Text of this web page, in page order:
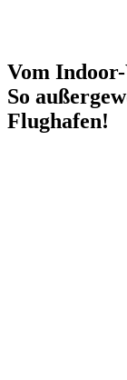
Vom
So
Flughafen!